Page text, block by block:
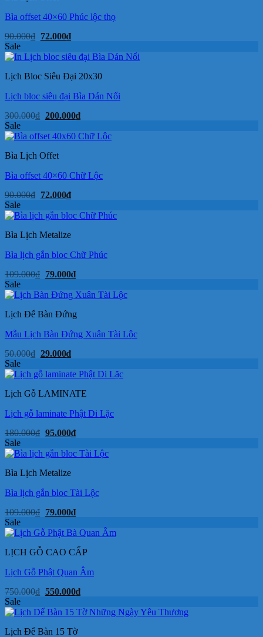
Bìa offset 40×60 Phúc lộc thọ
90.000₫ Giá
là:
90.000₫.
72.000₫Giá
tại
là:
72.000₫.
Sale
Lịch Bloc Siêu Đại 20x30
Lịch bloc siêu đại Bìa Dán Nổi
300.000₫ Giá
là:
300.000₫.
200.000₫Giá
tại
là:
Sale
Bìa Lịch Offet
Bìa offset 40×60 Chữ Lộc
90.000₫ Giá
là:
90.000₫.
72.000₫Giá
tại
là:
72.000₫.
Sale
Bìa Lịch Metalize
Bìa lịch gắn bloc Chữ Phúc
109.000₫ Giá
là:
109.000₫.
79.000₫Giá
tại
là:
79.000₫.
Sale
Lịch Để Bàn Đứng
Mẫu Lịch Bàn Đứng Xuân Tài Lộc
50.000₫ Giá
là:
50.000₫.
29.000₫Giá
tại
là:
29.000₫.
Sale
Lịch Gỗ LAMINATE
Lịch gỗ laminate Phật Di Lặc
180.000₫ Giá
là:
180.000₫.
95.000₫Giá
tại
là:
Sale
Bìa Lịch Metalize
Bìa lịch gắn bloc Tài Lộc
109.000₫ Giá
là:
109.000₫.
79.000₫Giá
tại
là:
79.000₫.
Sale
LỊCH GỖ CAO CẤP
Lịch Gỗ Phật Quan Âm
750.000₫ Giá
là:
750.000₫.
550.000₫Giá
tại
là:
Sale
Lịch Để Bàn 15 Tờ